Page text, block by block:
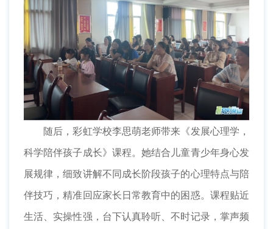
随后，彩虹学校李思萌老师带来《发展心理学，
科学陪伴孩子成长》课程。她结合儿童青少年身心发
展规律，细致讲解不同成长阶段孩子的心理特点与陪
伴技巧，精准回应家长日常教育中的困惑。课程贴近
生活、实操性强，台下认真聆听、不时记录，掌声频